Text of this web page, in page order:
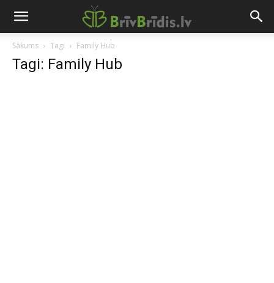
Sākums Tagi Family Hub
Tagi: Family Hub